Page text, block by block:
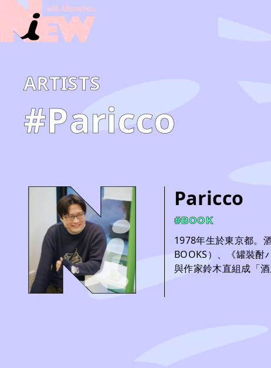
A­R­T­I­S­T­S
#Paricco
Paricco
#BOOK
1978年生於東京都。
BOOKS）、《罐裝酎
與作家鈴木直組成「